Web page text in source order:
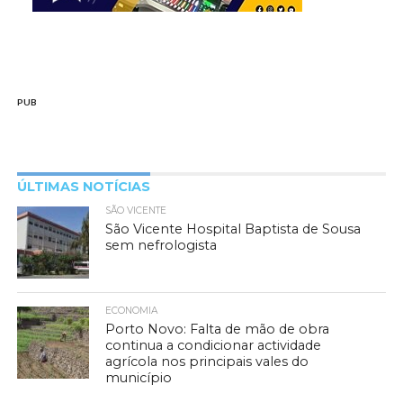
PUB
ÚLTIMAS NOTÍCIAS
SÃO VICENTE
São Vicente Hospital Baptista de Sousa
sem nefrologista
ECONOMIA
Porto Novo: Falta de mão de obra
continua a condicionar actividade
agrícola nos principais vales do
município